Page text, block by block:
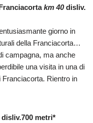
km 40disliv.
giorno in
della Franciacorta…
campagna, ma anche
una visita in una di
Rientro in
disliv.700 metri*